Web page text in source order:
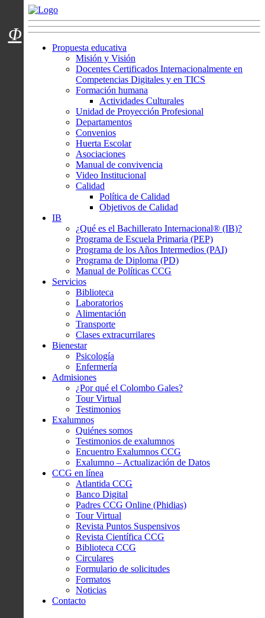
Menú usuarios
Propuesta educativa
Misión y Visión
Docentes Certificados Internacionalmente en
Competencias Digitales y en TICS
Formación humana
Actividades Culturales
Unidad de Proyección Profesional
Departamentos
Convenios
Huerta Escolar
Asociaciones
Manual de convivencia
Video Institucional
Calidad
Política de Calidad
Objetivos de Calidad
IB
¿Qué es el Bachillerato Internacional® (IB)?
Programa de Escuela Primaria (PEP)
Programa de los Años Intermedios (PAI)
Programa de Diploma (PD)
Manual de Políticas CCG
Servicios
Biblioteca
Laboratorios
Alimentación
Transporte
Clases extracurrilares
Bienestar
Psicología
Enfermería
Admisiones
¿Por qué el Colombo Gales?
Tour Virtual
Testimonios
Exalumnos
Quiénes somos
Testimonios de exalumnos
Encuentro Exalumnos CCG
Exalumno – Actualización de Datos
CCG en línea
Atlantida CCG
Banco Digital
Padres CCG Online (Phidias)
Tour Virtual
Revista Puntos Suspensivos
Revista Científica CCG
Biblioteca CCG
Circulares
Formulario de solicitudes
Formatos
Noticias
Contacto
Φ